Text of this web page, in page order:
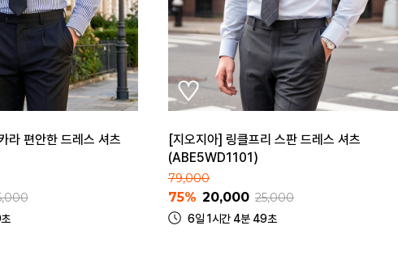
라 편안한 드레스 셔츠
[지오지아] 링클프리 스판 드레스 셔츠
(ABE5WD1101)
79,000
75% 20,000 25,000
6일 1시간 4분 49초